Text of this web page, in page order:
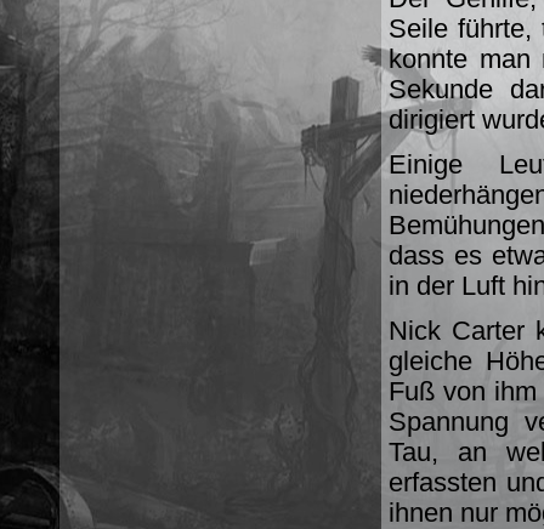
Seile führte,
konnte man
Sekunde
dirigiert
Einige
dass es
in der Luft
Nick Carter
gleiche
Fuß von
Spannung
Tau, an
erfassten
ihnen nur